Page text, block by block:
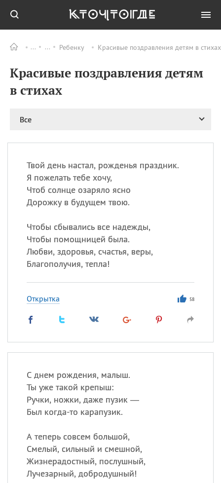
Ребенку Красивые поздравления детям в
Красивые поздравления детям
в стихах
Все
Твой день настал, рожденья праздник.
Я пожелать тебе хочу,
Чтоб солнце озаряло ясно
Дорожку в будущем твою.
Чтобы сбывались все надежды,
Чтобы помощницей была.
Любви, здоровья, счастья, веры,
Благополучия, тепла!
Открытка 58
С днем рождения, малыш.
Ты уже такой крепыш:
Ручки, ножки, даже пузик —
Был когда-то карапузик.
А теперь совсем большой,
Смелый, сильный и смешной,
Жизнерадостный, послушный,
Лучезарный, добродушный!
ПРАЗДНИКИ Все
09.08 День памяти жертв
день
рисового пудинга
09.08
(Smokey Bear Day)
Сегодня празднуют именины